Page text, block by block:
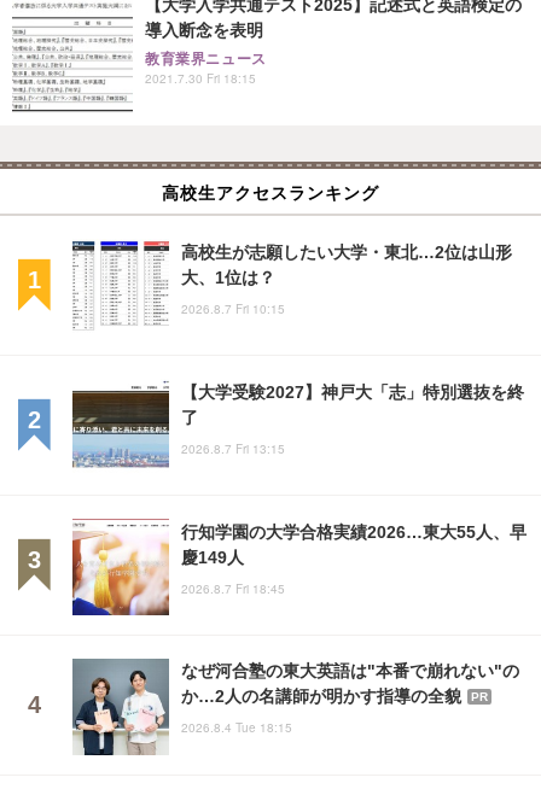
【大学入学共通テスト2025】記述式と英語検定の
導入断念を表明
教育業界ニュース
2021.7.30 Fri 18:15
高校生アクセスランキング
高校生が志願したい大学・東北…2位は山形
大、1位は？
2026.8.7 Fri 10:15
【大学受験2027】神戸大「志」特別選抜を終
了
2026.8.7 Fri 13:15
行知学園の大学合格実績2026…東大55人、早
慶149人
2026.8.7 Fri 18:45
なぜ河合塾の東大英語は"本番で崩れない"の
か…2人の名講師が明かす指導の全貌
PR
2026.8.4 Tue 18:15